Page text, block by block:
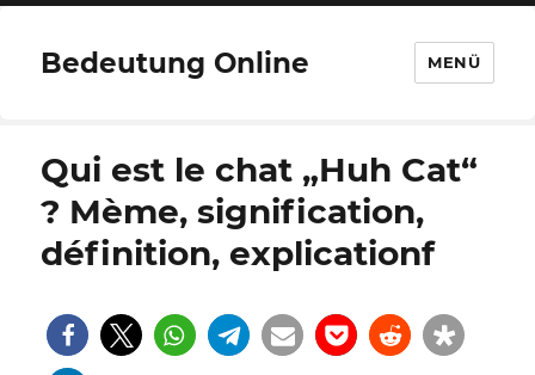
Bedeutung Online MENÜ
Qui est le chat „Huh Cat“
? Mème, signification,
définition, explicationf